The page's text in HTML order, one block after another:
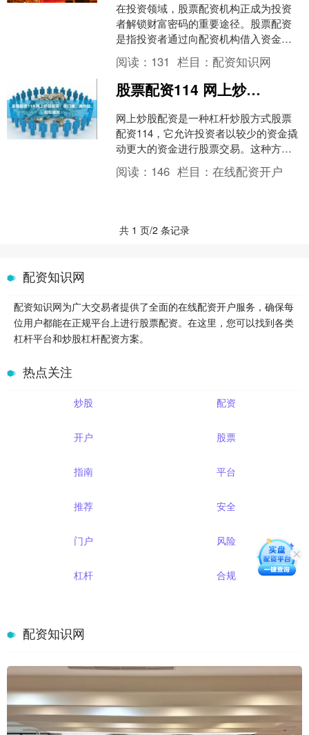
在投资领域，股票配资机构正成为投资
者解锁财富密码的重要途径。股票配资
是指投资者通过向配资机构借入资金，
放大自己的投资本金，从而获得更高的
投资收益。 3. 交易费....
阅读： 131 栏目：配资知识网
股票配资114 网上炒股配资：低门槛，高收益，轻松理财
网上炒股配资是一种杠杆炒股方式股票
配资114，它允许投资者以较少的资金撬
动更大的资金进行股票交易。这种方式
具有低门槛、高收益的优势，吸引了众
多投资者。 * **....
阅读： 146 栏目：在线配资开户
共 1 页/2 条记录
配资知识网
配资知识网为广大交易者提供了全面的在线配资开户服务，确保每
位用户都能在正规平台上进行股票配资。在这里，您可以找到各类
杠杆平台和炒股杠杆配资方案。
热点关注
炒股 配资
开户 股票
指南 平台
推荐 安全
门户 风险
杠杆 合规
配资知识网